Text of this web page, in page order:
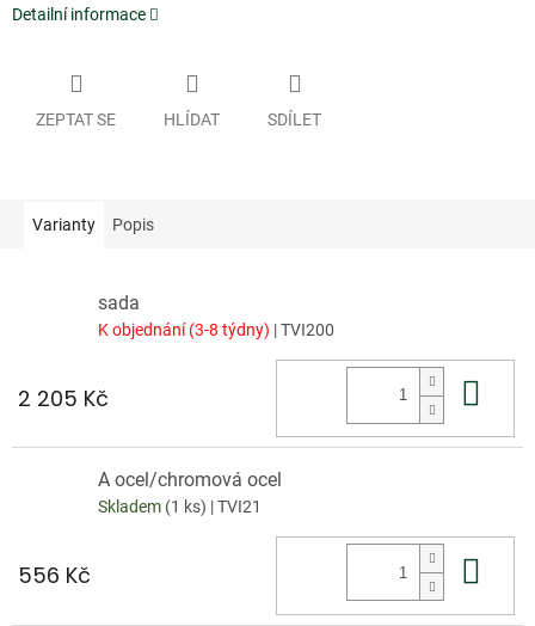
Detailní informace
ZEPTAT SE HLÍDAT SDÍLET
Varianty Popis
sada
K objednání (3-8 týdny) | TVI200
2 205 Kč
A ocel/chromová ocel
Skladem (1 ks) | TVI21
556 Kč